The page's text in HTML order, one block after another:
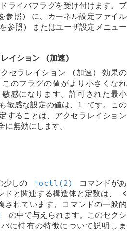
ライバフラグを受け付けます。ブ
参照) に、カーネル設定ファイル
参照) またはユーザ設定メニュー
イション (加速)
クセラレイション (加速) 効果の
のフラグの値がより小さくなれ
感になります。許可された最小
敏感な設定の値は、1 です。この
することは、アクセラレイション
無効にします。
少しの ioctl(2)
コマンドがあ
ドと関連する構造体と定数は、
<
されています。コマンドの一般的
の中で与えられます。このセクシ
に特有の特徴について説明しま